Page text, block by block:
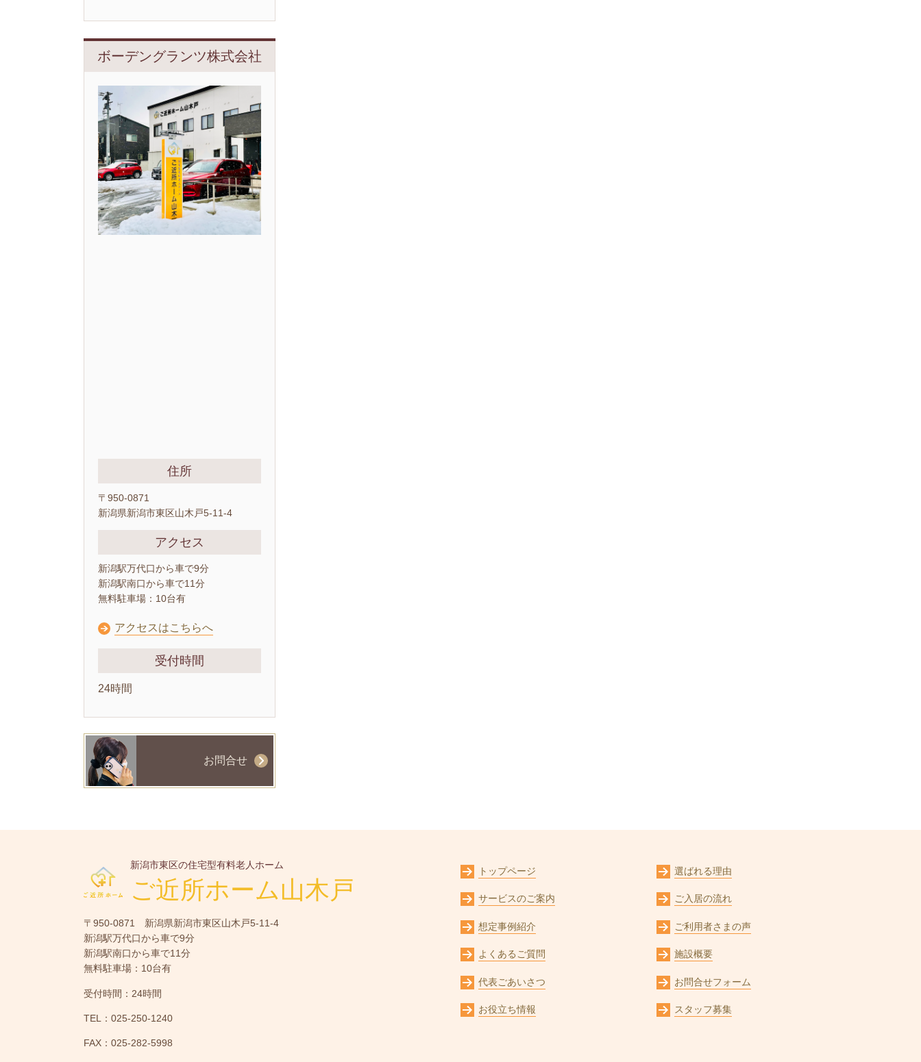
ボーデングランツ株式会社
住所
〒950-0871
新潟県新潟市東区山木戸5-11-4
アクセス
新潟駅万代口から車で9分
新潟駅南口から車で11分
無料駐車場：10台有
アクセスはこちらへ
受付時間
24時間
お問合せ
新潟市東区の住宅型有料老人ホーム
ご近所ホーム山木戸
〒950-0871 新潟県新潟市東区山木戸5-11-4
新潟駅万代口から車で9分
新潟駅南口から車で11分
無料駐車場：10台有
受付時間：24時間
TEL：025-250-1240
FAX：025-282-5998
トップページ 選ばれる理由
サービスのご案内 ご入居の流れ
想定事例紹介 ご利用者さまの声
よくあるご質問 施設概要
代表ごあいさつ お問合せフォーム
お役立ち情報 スタッフ募集